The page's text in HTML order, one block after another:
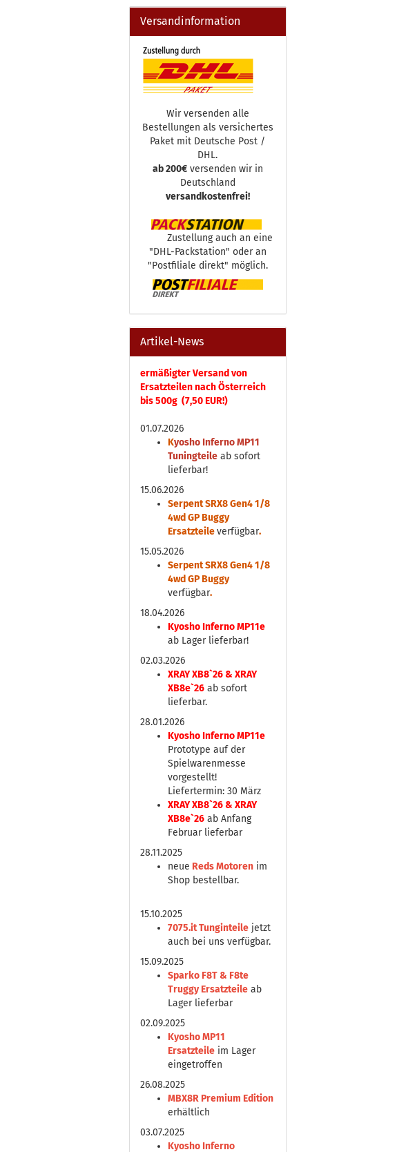
Versandinformation
Wir versenden alle
Bestellungen als versichertes
Paket mit Deutsche Post /
DHL.
ab 200€versenden wir in
Deutschland
versandkostenfrei!
Zustellung auch an eine
"DHL-Packstation" oder an
"Postfiliale direkt" möglich.
Artikel-News
ermäßigter Versand von
Ersatzteilen nach Österreich
bis 500g (7,50 EUR!)
01.07.2026
Kyosho Inferno MP11
Tuningteile ab sofort
lieferbar!
15.06.2026
Serpent SRX8 Gen4 1/8
4wd GP Buggy
Ersatzteileverfügbar.
15.05.2026
Serpent SRX8 Gen4 1/8
4wd GP Buggy
verfügbar.
18.04.2026
Kyosho Inferno MP11e
ab Lager lieferbar!
02.03.2026
XRAY XB8`26 & XRAY
XB8e`26 ab sofort
lieferbar.
28.01.2026
Kyosho Inferno MP11e
Prototype auf der
Spielwarenmesse
vorgestellt!
Liefertermin: 30 März
XRAY XB8`26 & XRAY
XB8e`26 ab Anfang
Februar lieferbar
28.11.2025
neue Reds Motoren im
Shop bestellbar.
15.10.2025
7075.it Tunginteile jetzt
auch bei uns verfügbar.
15.09.2025
Sparko F8T & F8te
Truggy Ersatzteile ab
Lager lieferbar
02.09.2025
Kyosho MP11
Ersatzteile im Lager
eingetroffen
26.08.2025
MBX8R Premium Edition
erhältlich
03.07.2025
Kyosho Inferno